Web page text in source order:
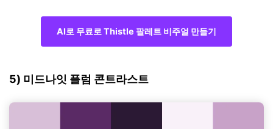
AI로 무료로 Thistle 팔레트 비주얼 만들기
5) 미드나잇 플럼 콘트라스트